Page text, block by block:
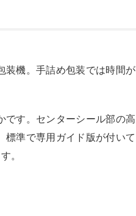
装機。手詰め包装では時間が
です。センターシール部の高
標準で専用ガイド版が付いて
。